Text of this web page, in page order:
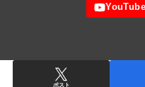
ポスト